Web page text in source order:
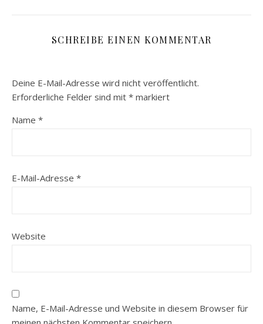
SCHREIBE EINEN KOMMENTAR
Deine E-Mail-Adresse wird nicht veröffentlicht.
Erforderliche Felder sind mit * markiert
Name *
E-Mail-Adresse *
Website
Name, E-Mail-Adresse und Website in diesem Browser für